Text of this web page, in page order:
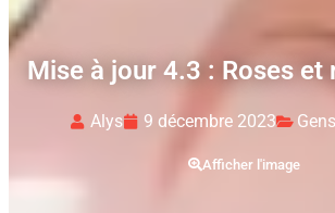
Mise à jour 4.3 : Roses et
Alys 9 décembre 2023
Afficher l'image